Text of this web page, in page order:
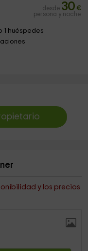
desde 30 €
persona y noche
1 huéspedes
y los precios